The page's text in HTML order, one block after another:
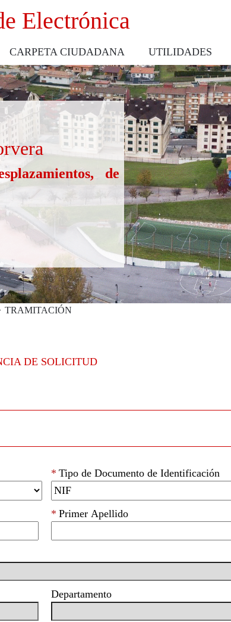
Electrónica
CARPETA CIUDADANA UTILIDADES
de
TRAMITACIÓN
DE SOLICITUD
* Tipo de Documento de Identificación
* Primer Apellido
Departamento